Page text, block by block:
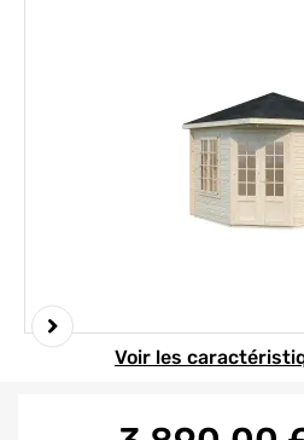
Element 1 sur 5
Voir les